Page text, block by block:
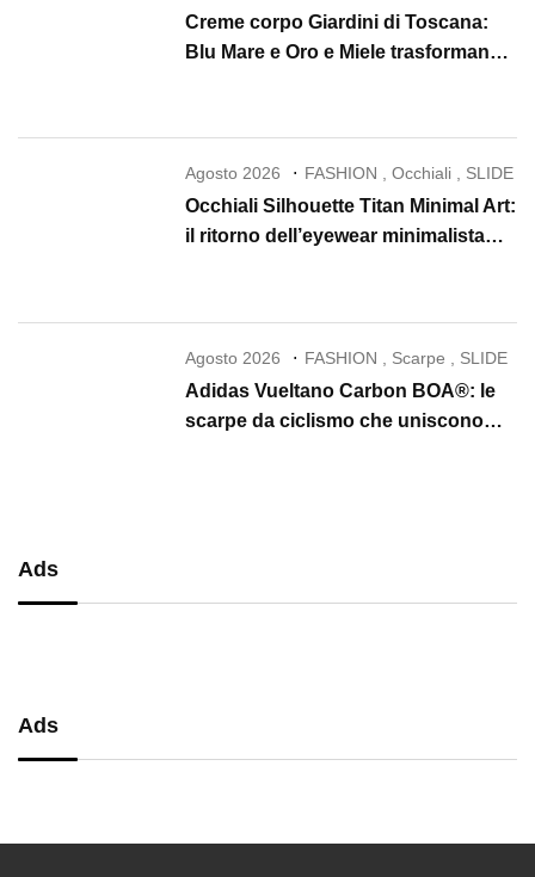
Creme corpo Giardini di Toscana:
Blu Mare e Oro e Miele trasformano
Agosto 2026 FASHION ,Occhiali , SLIDE
Occhiali Silhouette Titan Minimal Art:
il ritorno dell’eyewear minimalista
Agosto 2026 FASHION Scarpe SLIDE
Adidas Vueltano Carbon BOA®: le
scarpe da ciclismo che uniscono
Ads
Ads